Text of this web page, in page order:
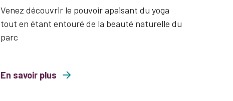
Venez découvrir le pouvoir apaisant du yoga
tout en étant entouré de la beauté naturelle du
parc
En savoir plus
about Libre comme l’air : Yoga en famille